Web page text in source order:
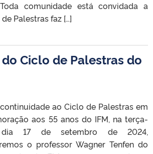
comunidade está convidada a
Palestras faz […]
Ciclo de Palestras do
ao Ciclo de Palestras em
aos 55 anos do IFM, na terça-
17 de setembro de 2024,
o professor Wagner Tenfen do